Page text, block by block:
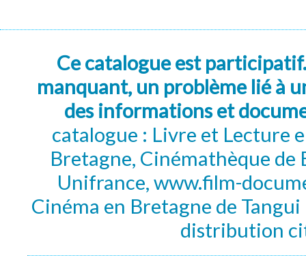
Ce catalogue est
manquant, un problème lié à
des informations et
catalogue : Livre et Lecture
Bretagne, Cinémathèque de
Unifrance, www.film-
Cinéma en Bretagne de
distribution